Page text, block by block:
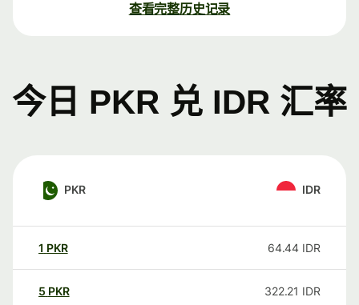
查看完整历史记录
今日 PKR 兑 IDR 汇率
PKR IDR
1 PKR 64.44 IDR
5 PKR 322.21 IDR